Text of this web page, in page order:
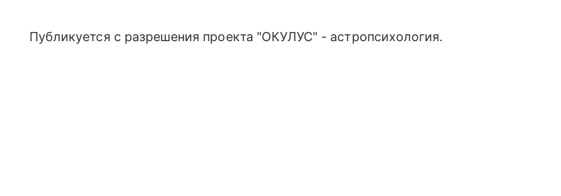
Публикуется с разрешения проекта "ОКУЛУС" - астропсихология.